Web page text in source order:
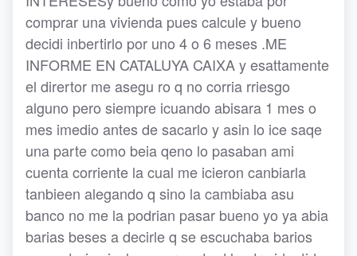
comprar una vivienda pues calcule y bueno
decidi inbertirlo por uno 4 o 6 meses .ME
INFORME EN CATALUYA CAIXA y esattamente
el dirertor me asegu ro q no corria rriesgo
alguno pero siempre icuando abisara 1 mes o
mes imedio antes de sacarlo y asin lo ice saqe
una parte como beia qeno lo pasaban ami
cuenta corriente la cual me icieron canbiarla
tanbieen alegando q sino la cambiaba asu
banco no me la podrian pasar bueno yo ya abia
barias beses a decirle q se escuchaba barios